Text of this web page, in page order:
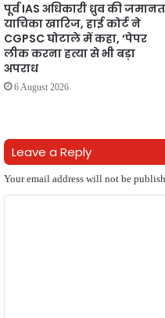
पूर्व IAS अधिकारी ध्रुव की जमानत
याचिका खारिज, हाई कोर्ट ने
CGPSC घोटाले में कहा, ‘पेपर
लीक करना हत्या से भी बड़ा
अपराध
6 August 2026
Leave a Reply
Your email address will not be